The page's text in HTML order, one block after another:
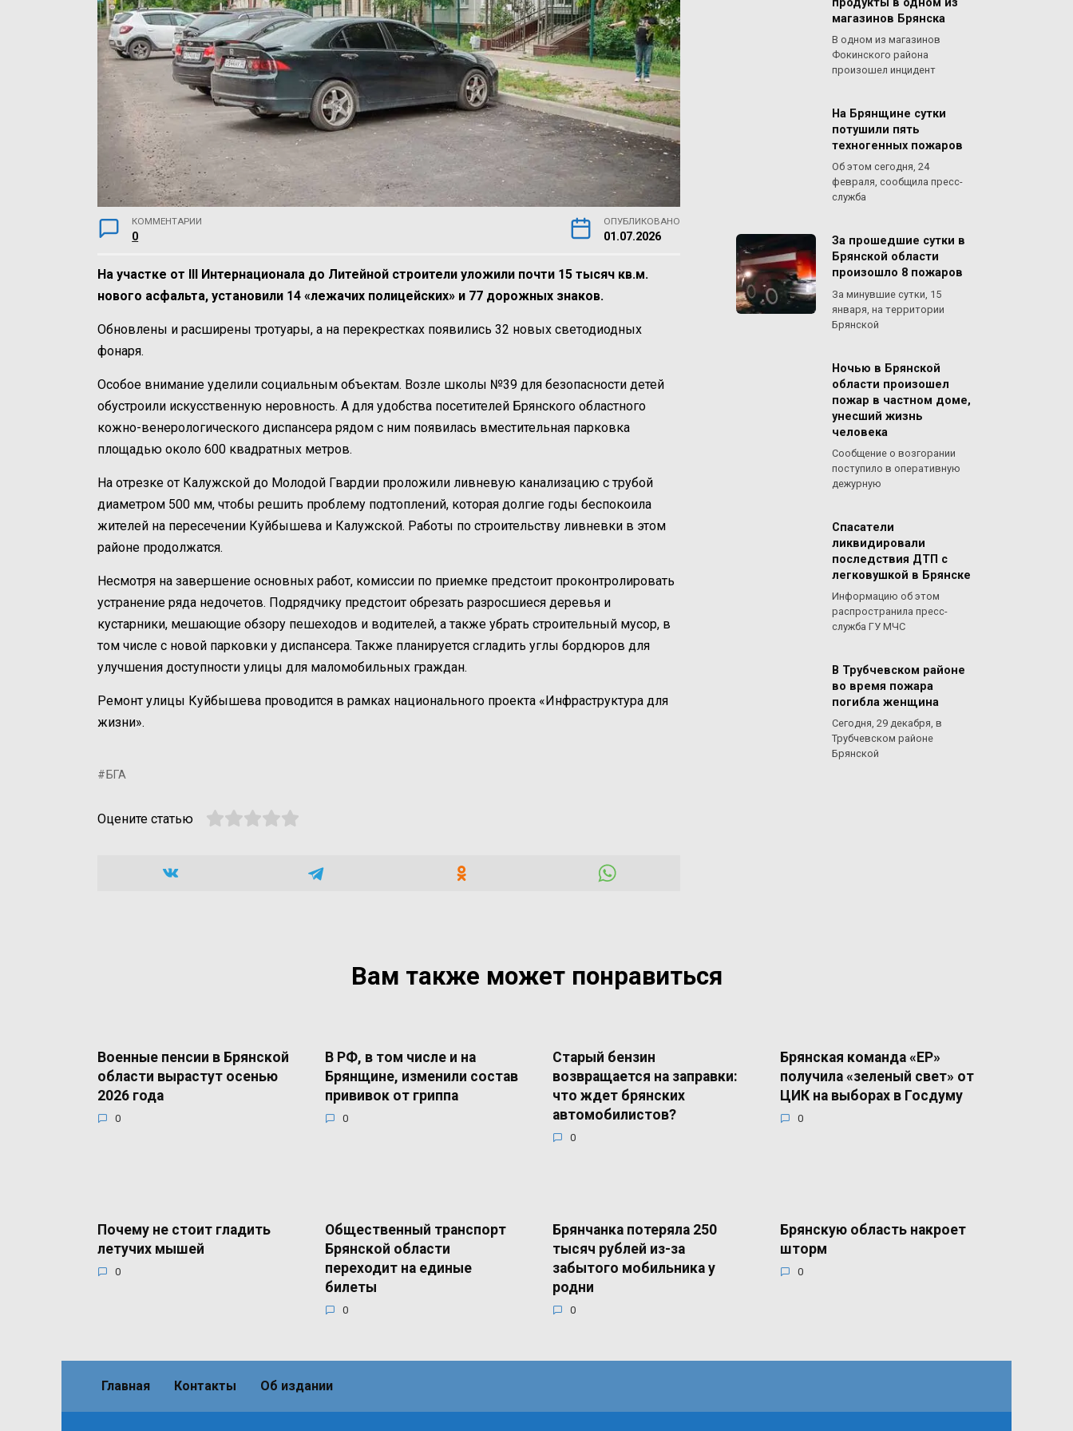
КОММЕНТАРИИ
0
ОПУБЛИКОВАНО
01.07.2026
На участке от III Интернационала до Литейной строители уложили почти 15 тысяч кв.м.
нового асфальта, установили 14 «лежачих полицейских» и 77 дорожных знаков.
Обновлены и расширены тротуары, а на перекрестках появились 32 новых светодиодных
фонаря.
Особое внимание уделили социальным объектам. Возле школы №39 для безопасности детей
обустроили искусственную неровность. А для удобства посетителей Брянского областного
кожно-венерологического диспансера рядом с ним появилась вместительная парковка
площадью около 600 квадратных метров.
На отрезке от Калужской до Молодой Гвардии проложили ливневую канализацию с трубой
диаметром 500 мм, чтобы решить проблему подтоплений, которая долгие годы беспокоила
жителей на пересечении Куйбышева и Калужской. Работы по строительству ливневки в этом
районе продолжатся.
Несмотря на завершение основных работ, комиссии по приемке предстоит проконтролировать
устранение ряда недочетов. Подрядчику предстоит обрезать разросшиеся деревья и
кустарники, мешающие обзору пешеходов и водителей, а также убрать строительный мусор, в
том числе с новой парковки у диспансера. Также планируется сгладить углы бордюров для
улучшения доступности улицы для маломобильных граждан.
Ремонт улицы Куйбышева проводится в рамках национального проекта «Инфраструктура для
жизни».
БГА
Оцените статью
продукты в одном из
магазинов Брянска
В одном из магазинов
Фокинского района
произошел инцидент
На Брянщине сутки
потушили пять
техногенных пожаров
Об этом сегодня, 24
февраля, сообщила пресс-
служба
За прошедшие сутки в
Брянской области
произошло 8 пожаров
За минувшие сутки, 15
января, на территории
Брянской
Ночью в Брянской
области произошел
пожар в частном доме,
унесший жизнь
человека
Сообщение о возгорании
поступило в оперативную
дежурную
Спасатели
ликвидировали
последствия ДТП с
легковушкой в Брянске
Информацию об этом
распространила пресс-
служба ГУ МЧС
В Трубчевском районе
во время пожара
погибла женщина
Сегодня, 29 декабря, в
Трубчевском районе
Брянской
Вам также может понравиться
Военные пенсии в Брянской
области вырастут осенью
2026 года
0
В РФ, в том числе и на
Брянщине, изменили состав
прививок от гриппа
0
Старый бензин
возвращается на заправки:
что ждет брянских
автомобилистов?
0
Брянская команда «ЕР»
получила «зеленый свет» от
ЦИК на выборах в Госдуму
0
Почему не стоит гладить
летучих мышей
0
Общественный транспорт
Брянской области
переходит на единые
билеты
0
Брянчанка потеряла 250
тысяч рублей из-за
забытого мобильника у
родни
0
Брянскую область накроет
шторм
0
Главная Контакты Об издании